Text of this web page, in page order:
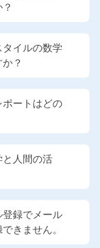
タイルの数学
？
ポートはどの
と人間の活
登録でメール
きません。